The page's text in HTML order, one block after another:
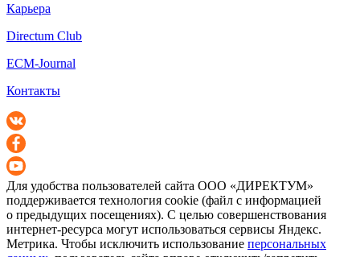
Карьера
Directum Club
ECM-Journal
Контакты
Для удобства пользователей сайта ООО «ДИРЕКТУМ»
поддерживается технология cookie (файл с информацией
о предыдущих посещениях). С целью совершенствования
интернет-ресурса могут использоваться сервисы Яндекс.
Метрика. Чтобы исключить использование персональных